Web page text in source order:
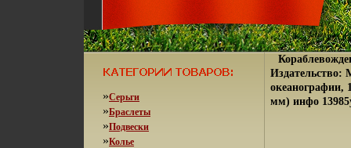
»Серьги
»Браслеты
»Подвески
»Колье
Издательство:
океанографии,
мм) инфо